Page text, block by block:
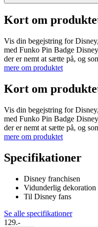
Kort om
Vis din begejstring for
med Funko Pin Badge
der er nemt at sætte på, og
mere om produktet
Kort om
Vis din begejstring for
med Funko Pin Badge
der er nemt at sætte på, og
mere om produktet
Specifikationer
Disney franchisen
Vidunderlig dekoration
Til Disney fans
Se alle specifikationer
129.-